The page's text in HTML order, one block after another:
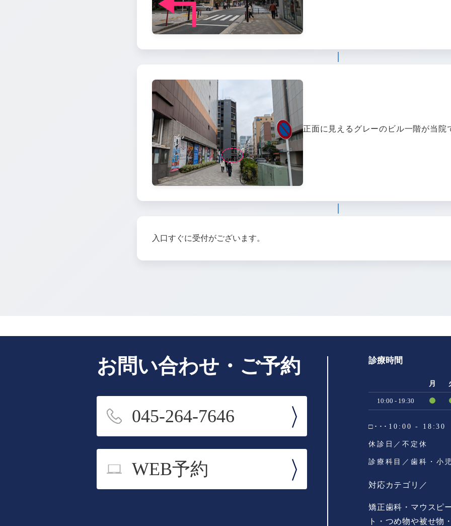
正面に見えるグレーのビル一階が当院
入口すぐに受付がございます。
お問い合わせ・ご予約
045-264-7646
WEB予約
診療時間
月
10:00 - 19:30
□･･･10:00 - 18:30
休診日／不定休
診療科目／歯科・小
対応カテゴリ／
矯正歯科・マウスピ
ト・つめ物や被せ物